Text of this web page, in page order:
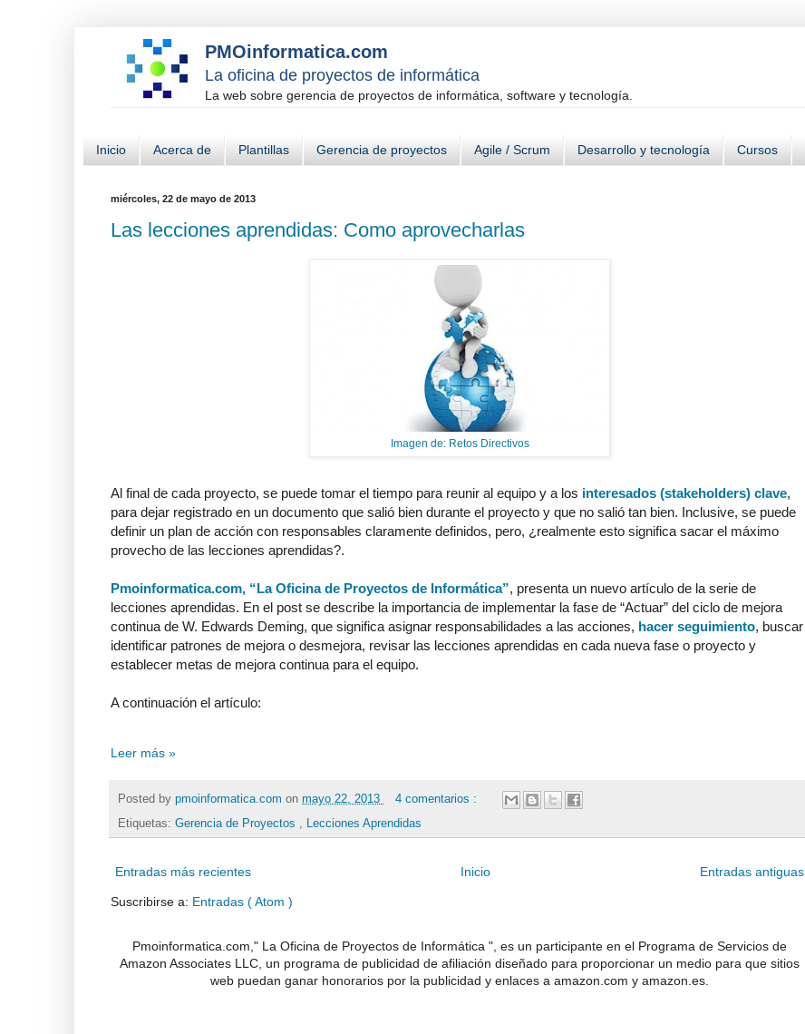
PMOinformatica.com
La oficina de proyectos de informática
La web sobre gerencia de proyectos de informática, software y tecnología.
Inicio Acerca de Plantillas Gerencia de proyectos Agile / Scrum Desarrollo y tecnología Cursos
miércoles, 22 de mayo de 2013
Las lecciones aprendidas: Como aprovecharlas
Imagen de: Retos Directivos
Al final de cada proyecto, se puede tomar el tiempo para reunir al equipo y a los interesados (stakeholders) clave,
para dejar registrado en un documento que salió bien durante el proyecto y que no salió tan bien. Inclusive, se puede
definir un plan de acción con responsables claramente definidos, pero, ¿realmente esto significa sacar el máximo
provecho de las lecciones aprendidas?.
Pmoinformatica.com, “La Oficina de Proyectos de Informática”, presenta un nuevo artículo de la serie de
lecciones aprendidas. En el post se describe la importancia de implementar la fase de “Actuar” del ciclo de mejora
continua de W. Edwards Deming, que significa asignar responsabilidades a las acciones, hacer seguimiento, buscar
identificar patrones de mejora o desmejora, revisar las lecciones aprendidas en cada nueva fase o proyecto y
establecer metas de mejora continua para el equipo.
A continuación el artículo:
Leer más »
Posted by pmoinformatica.com on mayo 22, 2013
4 comentarios :
Etiquetas: Gerencia de Proyectos Lecciones Aprendidas
Entradas más recientes Entradas antiguas
Inicio
Suscribirse a: Entradas ( Atom )
Pmoinformatica.com," La Oficina de Proyectos de Informática ", es un participante en el Programa de Servicios de
Amazon Associates LLC, un programa de publicidad de afiliación diseñado para proporcionar un medio para que sitios
web puedan ganar honorarios por la publicidad y enlaces a amazon.com y amazon.es.